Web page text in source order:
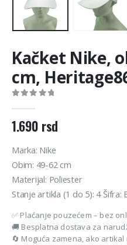
Kačket Nike,
cm,
1.690 rsd
Marka: Nike
Obim: 49-62 cm
Materijal: Poliester
Stanje artikla (1 do 5): 4 Šifra:
✅ Plaćanje pouzećem – bez
🚚 Besplatna dostava za
🔄 Moguća zamena, ako